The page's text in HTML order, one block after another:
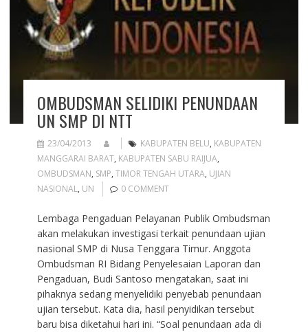
OMBUDSMAN SELIDIKI PENUNDAAN
UN SMP DI NTT
23/04/2013 KABUPATEN BELU, KABUPATEN
MANGGARAI BARAT, KABUPATEN SABU RAIJUA,
OMBUDSMAN, SMP, TIMOR TENGAH UTARA, UJIAN
NASIONAL, UN 0 COMMENT
Lembaga Pengaduan Pelayanan Publik Ombudsman
akan melakukan investigasi terkait penundaan ujian
nasional SMP di Nusa Tenggara Timur. Anggota
Ombudsman RI Bidang Penyelesaian Laporan dan
Pengaduan, Budi Santoso mengatakan, saat ini
pihaknya sedang menyelidiki penyebab penundaan
ujian tersebut. Kata dia, hasil penyidikan tersebut
baru bisa diketahui hari ini. “Soal penundaan ada di